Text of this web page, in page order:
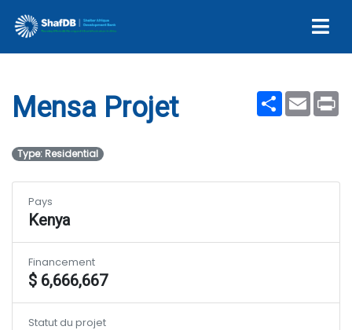
Mensa Projet
ShareEmail
Mensa Projet
Type: Residential
Pays
Kenya
Financement
$ 6,666,667
Statut du projet